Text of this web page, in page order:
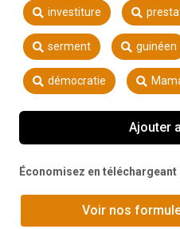
investiture
serment guinéen
démocratie
Ajouter
Économisez en
Voir nos